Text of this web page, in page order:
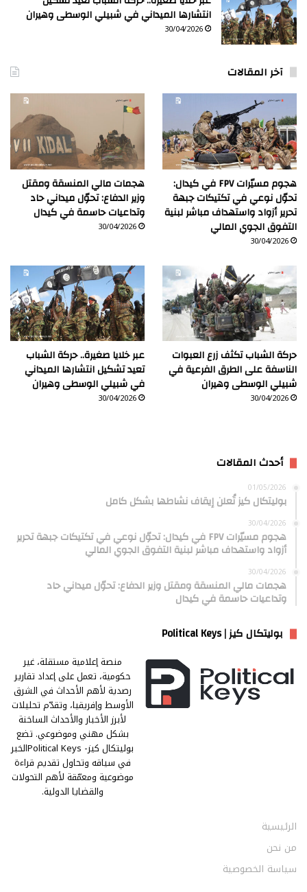
انتشارها الميداني في شبيلي الوسطى وهيران
30/04/2026
آخر المقالات
هجوم مسيّرات FPV في كيدال:
تحوّل نوعي في تكتيكات جبهة
تحرير أزواد واستهداف مباشر لبنية
التفوق الجوي المالي
30/04/2026
هجمات مالي المنسقة ومقتل
وزير الدفاع: تحوّل ميداني حاد
وتداعيات حاسمة في كيدال
30/04/2026
حركة الشباب تكثف زرع العبوات
الناسفة على الطرق الفرعية في
شبيلي الوسطى وهيران
30/04/2026
عبر خلايا صغيرة.. حركة الشباب
تعيد تشكيل انتشارها الميداني
في شبيلي الوسطى وهيران
30/04/2026
أحدث المقالات
01/05/2026
بوليتكال كيز تُعلن إيقاف نشاطها بشكل كامل
30/04/2026
هجوم مسيّرات FPV في كيدال: تحوّل نوعي في تكتيكات جبهة تحرير
أزواد واستهداف مباشر لبنية التفوق الجوي المالي
30/04/2026
هجمات مالي المنسقة ومقتل وزير الدفاع: تحوّل ميداني حاد
وتداعيات حاسمة في كيدال
بوليتكال كيز | Political Keys
منصة إعلامية مستقلة، غير
حكومية، تعمل على إعداد تقارير
رصدية لأهم الأحداث في الشرق
الأوسط وإفريقيا، وتقدّم تحليلات
لأبرز الأخبار والأحداث الساخنة
بشكل مهني وموضوعي. تضع
بوليتكال كيز- Political Keysالخبر
في سياقه وتحاول تقديم قراءة
موضوعية ومعمّقة لأهم التحولات
والقضايا الدولية.
الرئيسية
من نحن
سياسة الخصوصية